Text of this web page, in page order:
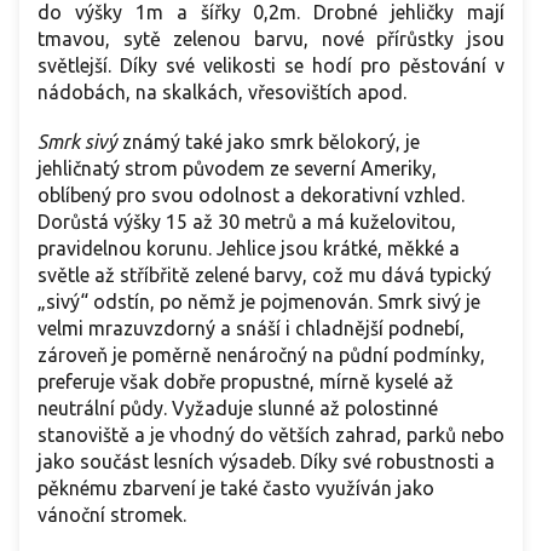
do výšky 1m a šířky 0,2m. Drobné jehličky mají
tmavou, sytě zelenou barvu, nové přírůstky jsou
světlejší. Díky své velikosti se hodí pro pěstování v
nádobách, na skalkách, vřesovištích apod.
Smrk sivýznámý také jako smrk bělokorý, je
jehličnatý strom původem ze severní Ameriky,
oblíbený pro svou odolnost a dekorativní vzhled.
Dorůstá výšky 15 až 30 metrů a má kuželovitou,
pravidelnou korunu. Jehlice jsou krátké, měkké a
světle až stříbřitě zelené barvy, což mu dává typický
„sivý“ odstín, po němž je pojmenován. Smrk sivý je
velmi mrazuvzdorný a snáší i chladnější podnebí,
zároveň je poměrně nenáročný na půdní podmínky,
preferuje však dobře propustné, mírně kyselé až
neutrální půdy. Vyžaduje slunné až polostinné
stanoviště a je vhodný do větších zahrad, parků nebo
jako součást lesních výsadeb. Díky své robustnosti a
pěknému zbarvení je také často využíván jako
vánoční stromek.